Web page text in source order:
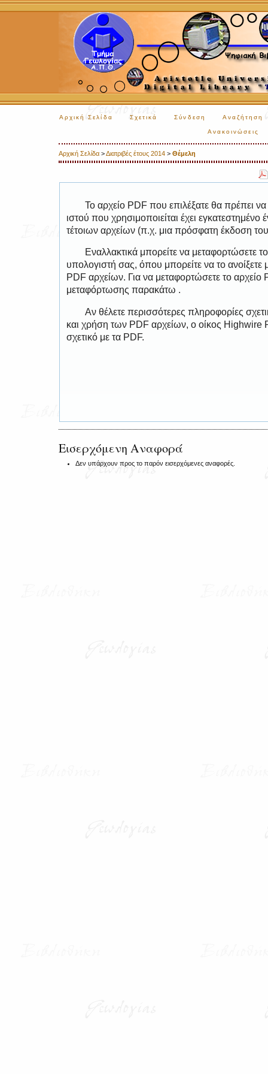
Αρχική Σελίδα Σχετικά Σύνδεση Αναζήτηση
Ανακοινώσεις
Αρχική Σελίδα >Διατριβές έτους 2014 > Θέμελη
Το αρχείο PDF που επιλέξατε θα πρέπει
ιστού που χρησιμοποιείται έχει
τέτοιων αρχείων (π.χ. μια πρόσφατη έκδοση
Εναλλακτικά μπορείτε να μεταφορτώσετε
υπολογιστή σας, όπου μπορείτε να το
PDF αρχείων. Για να μεταφορτώσετε το
μεταφόρτωσης παρακάτω .
Αν θέλετε περισσότερες πληροφορίες
και χρήση των PDF αρχείων, ο οίκος Highwire
σχετικό με τα PDF.
Εισερχόμενη Αναφορά
Δεν υπάρχουν προς το παρόν εισερχόμενες αναφορές.